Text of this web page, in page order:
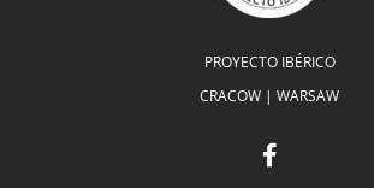
PROYECTO IBÉRICO
CRACOW | WARSAW